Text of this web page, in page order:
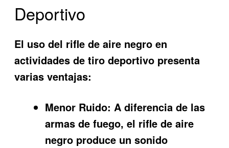
Deportivo
El uso del rifle de aire negro en
actividades de tiro deportivo presenta
varias ventajas:
Menor Ruido: A diferencia de las
armas de fuego, el rifle de aire
negro produce un sonido